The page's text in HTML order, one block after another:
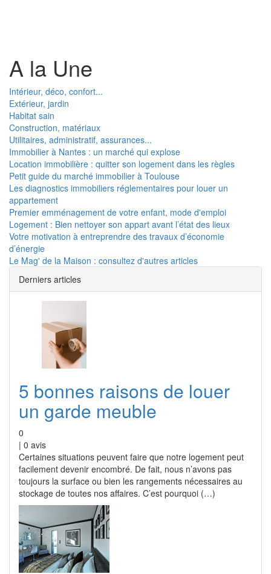
A la Une
Intérieur, déco, confort...
Extérieur, jardin
Habitat sain
Construction, matériaux
Utilitaires, administratif, assurances...
Immobilier à Nantes : un marché qui explose
Location immobilière : quitter son logement dans les règles
Petit guide du marché immobilier à Toulouse
Les diagnostics immobiliers réglementaires pour louer un
appartement
Premier emménagement de votre enfant, mode d'emploi
Logement : Bien nettoyer son appart avant l’état des lieux
Votre motivation à entreprendre des travaux d’économie
d’énergie
Le Mag' de la Maison : consultez d'autres articles
Derniers articles
5 bonnes raisons de louer
un garde meuble
0
| 0 avis
Certaines situations peuvent faire que notre logement peut
facilement devenir encombré. De fait, nous n’avons pas
toujours la surface ou bien les rangements nécessaires au
stockage de toutes nos affaires. C’est pourquoi (…)